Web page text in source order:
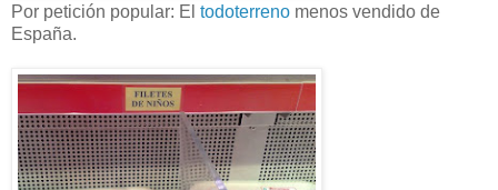
Por petición popular: El todoterreno menos vendido de
España.